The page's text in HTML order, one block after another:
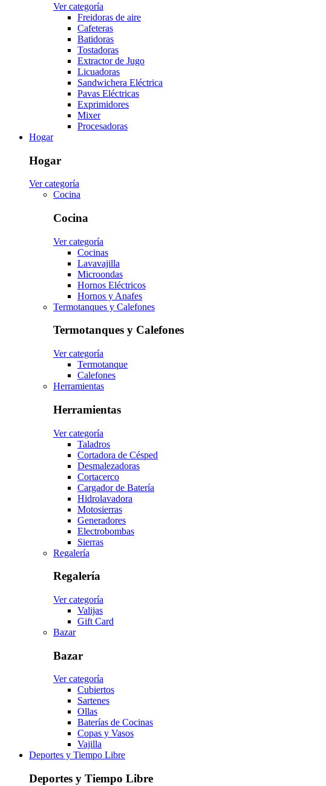
Ver categoría
Freidoras de aire
Cafeteras
Batidoras
Tostadoras
Extractor de Jugo
Licuadoras
Sandwichera Eléctrica
Pavas Eléctricas
Exprimidores
Mixer
Procesadoras
Hogar
Hogar
Ver categoría
Cocina
Cocina
Ver categoría
Cocinas
Lavavajilla
Microondas
Hornos Eléctricos
Hornos y Anafes
Termotanques y Calefones
Termotanques y Calefones
Ver categoría
Termotanque
Calefones
Herramientas
Herramientas
Ver categoría
Taladros
Cortadora de Césped
Desmalezadoras
Cortacerco
Cargador de Batería
Hidrolavadora
Motosierras
Generadores
Electrobombas
Sierras
Regalería
Regalería
Ver categoría
Valijas
Gift Card
Bazar
Bazar
Ver categoría
Cubiertos
Sartenes
Ollas
Baterías de Cocinas
Copas y Vasos
Vajilla
Deportes y Tiempo Libre
Deportes y Tiempo Libre